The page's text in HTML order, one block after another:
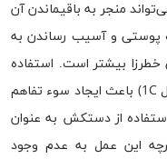
منجر به باقیماندن آن
پوستی و آسیب رساندن به
خطرزا بیشتر است. استفاده
مداوم از دستکش لاتکس توسط آشپز (شکل 1C) باعث ایجاد سوء تفاهم
از دستکش به عنوان
این عمل به عدم وجود